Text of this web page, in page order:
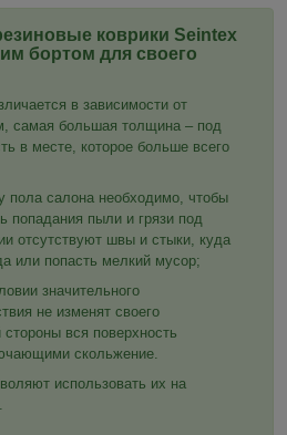
коврики Seintex
бортом для своего
в зависимости от
самая большая толщина – под
в месте, которое больше всего
пола салона необходимо, чтобы
попадания пыли и грязи под
отсутствуют швы и стыки, куда
или попасть мелкий мусор;
значительного
не изменят своего
вся поверхность
скольжение.
использовать их на